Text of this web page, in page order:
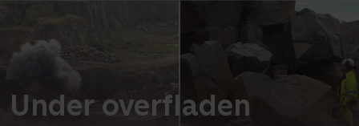
Under overfladen